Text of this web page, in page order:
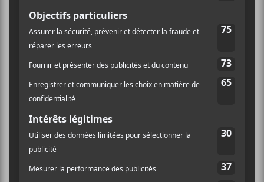
La rue St-Hubert sera piétonne et deux scènes seront
installées afin d’accueillir artistes et DJ. Répartie sur
une période de quatre jours, la programmation
musicale met en vedette une panoplie de DJ ainsi que
les artistes suivants : Bumaranga,
Public,Léonie Gray,Sarahmée
Pour obtenir de plus amples informations sur
l’événement, c’estpar ici.